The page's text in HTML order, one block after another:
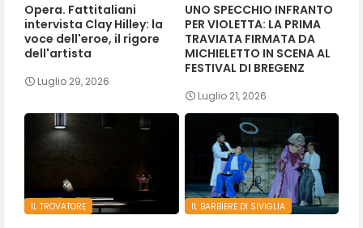
Opera. Fattitaliani
intervista Clay Hilley: la
voce dell'eroe, il rigore
dell'artista
Luglio 29, 2026
UNO SPECCHIO INFRANTO
PER VIOLETTA: LA PRIMA
TRAVIATA FIRMATA DA
MICHIELETTO IN SCENA AL
FESTIVAL DI BREGENZ
Luglio 21, 2026
IL TROVATORE IL BARBIERE DI SIVIGLIA